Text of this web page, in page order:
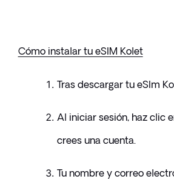
Cómo instalar tu eSIM Kolet
Tras descargar tu eSIm
Al iniciar sesión, haz clic
crees una cuenta.
Tu nombre y correo